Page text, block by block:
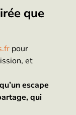
que
pour
et
escape
qui